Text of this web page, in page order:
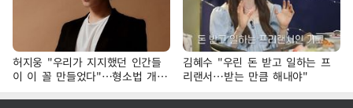
허지웅 "우리가 지지했던 인간들
이 이 꼴 만들었다"…형소법 개정
에 격한 반응
김혜수 "우린 돈 받고 일하는 프
리랜서…받는 만큼 해내야"